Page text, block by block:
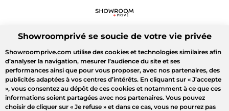
Showroomprivé se soucie de votre vie privée
Showroomprive.com utilise des cookies et technologies similaires afin
d’analyser la navigation, mesurer l’audience du site et ses
performances ainsi que pour vous proposer, avec nos partenaires, des
publicités adaptées à vos centres d’intérêts. En cliquant sur « J’accepte
», vous consentez au dépôt de ces cookies et notamment à ce que ces
informations soient partagées avec nos partenaires. Vous pouvez
choisir de cliquer sur « Je refuse » et dans ce cas, vous ne pourrez pas